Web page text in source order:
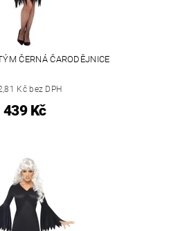
ČERNÁ ČARODĚJNICE
Kč bez DPH
439 Kč